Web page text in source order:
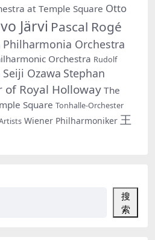
at Temple Square Otto
Järvi Pascal Rogé
Philharmonia Orchestra
Orchestra Rudolf
Seiji Ozawa Stephan
of Royal Holloway The
Square Tonhalle-Orchester
Wiener Philharmoniker 王
搜
索